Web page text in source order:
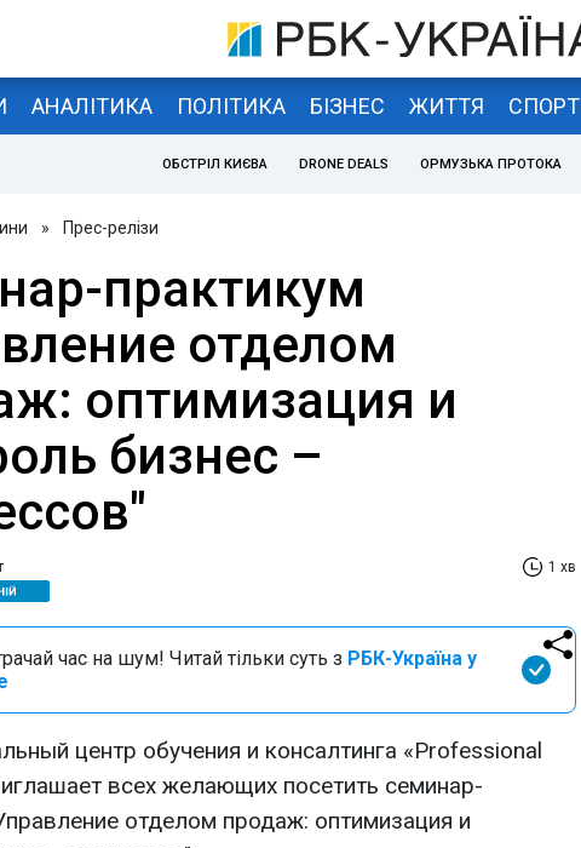
АНАЛІТИКА ПОЛІТИКА БІЗНЕС ЖИТТЯ СПОРТ
ОБСТРІЛ КИЄВА DRONE DEALS ОРМУЗЬКА ПРОТОКА
» Прес-релізи
практикум
отделом
оптимизация и
бизнес –
1 хв
час на шум! Читай тільки суть з РБК-Україна у
центр обучения и консалтинга «Professional
всех желающих посетить семинар-
отделом продаж: оптимизация и